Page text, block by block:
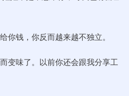
钱，你反而越来越不独立。
变味了。以前你还会跟我分享工